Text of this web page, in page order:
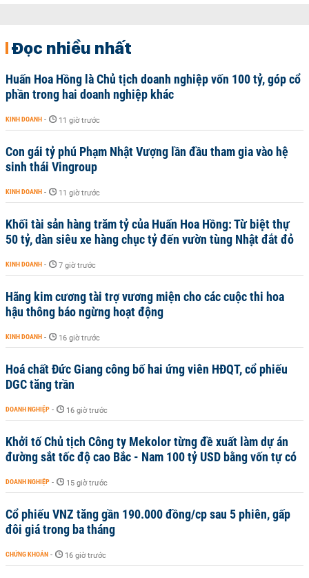
Đọc nhiều nhất
Huấn Hoa Hồng là Chủ tịch doanh nghiệp vốn 100 tỷ, góp cổ
phần trong hai doanh nghiệp khác
KINH DOANH - 11 giờ trước
Con gái tỷ phú Phạm Nhật Vượng lần đầu tham gia vào hệ
sinh thái Vingroup
KINH DOANH - 11 giờ trước
Khối tài sản hàng trăm tỷ của Huấn Hoa Hồng: Từ biệt thự
50 tỷ, dàn siêu xe hàng chục tỷ đến vườn tùng Nhật đắt đỏ
KINH DOANH - 7 giờ trước
Hãng kim cương tài trợ vương miện cho các cuộc thi hoa
hậu thông báo ngừng hoạt động
KINH DOANH - 16 giờ trước
Hoá chất Đức Giang công bố hai ứng viên HĐQT, cổ phiếu
DGC tăng trần
DOANH NGHIỆP - 16 giờ trước
Khởi tố Chủ tịch Công ty Mekolor từng đề xuất làm dự án
đường sắt tốc độ cao Bắc - Nam 100 tỷ USD bằng vốn tự có
DOANH NGHIỆP - 15 giờ trước
Cổ phiếu VNZ tăng gần 190.000 đồng/cp sau 5 phiên, gấp
đôi giá trong ba tháng
CHỨNG KHOÁN - 16 giờ trước